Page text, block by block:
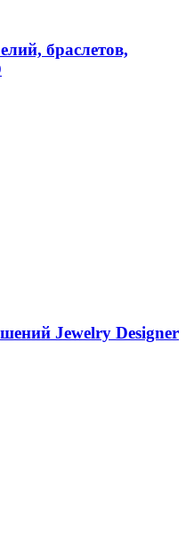
браслетов,
Jewelry Designer